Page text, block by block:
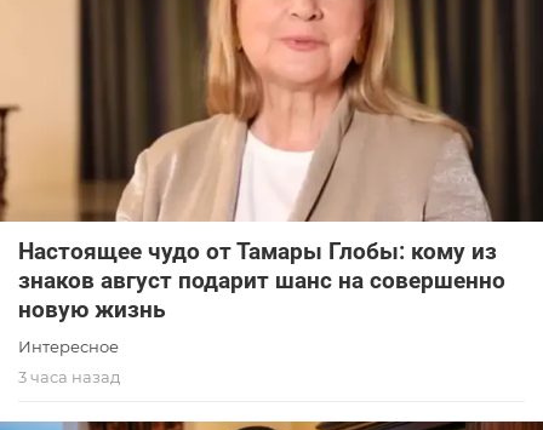
Настоящее чудо от Тамары Глобы: кому из
знаков август подарит шанс на совершенно
новую жизнь
Интересное
3 часа назад